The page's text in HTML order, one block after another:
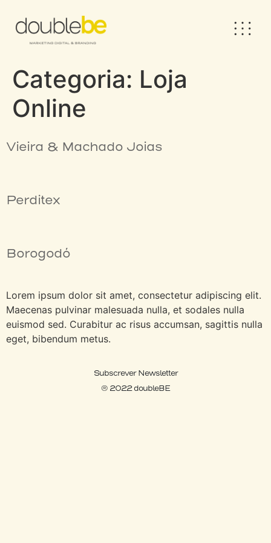
Categoria: Loja
Online
Vieira & Machado Joias
Perditex
Borogodó
Lorem ipsum dolor sit amet, consectetur adipiscing elit.
Maecenas pulvinar malesuada nulla, et sodales nulla
euismod sed. Curabitur ac risus accumsan, sagittis nulla
eget, bibendum metus.
Subscrever Newsletter
® 2022 doubleBE